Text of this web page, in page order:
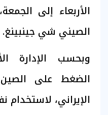
الأربعاء إلى
الصيني شي جينبينغ.
وبحسب الإدارة
الضغط على
الإيراني،